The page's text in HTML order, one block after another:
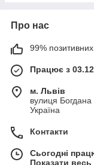
Про нас
99% позитивних
Працює з
м. Львів
вулиця
Україна
Контакти
Сьогодні
Показати